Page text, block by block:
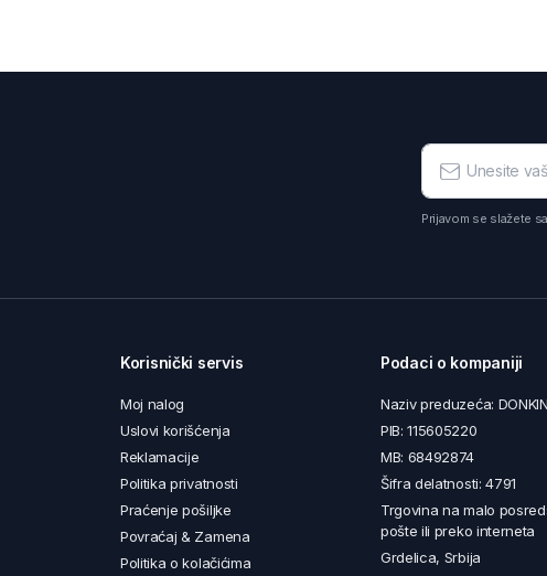
Prijavom se slažete
Korisnički servis
Moj nalog
Uslovi korišćenja
Reklamacije
Politika privatnosti
Praćenje pošiljke
Povraćaj & Zamena
Politika o kolačićima
Podaci o kompaniji
Naziv preduzeća: DONKIN
PIB: 115605220
MB: 68492874
Šifra delatnosti: 4791
Trgovina na malo
pošte ili preko interneta
Grdelica, Srbija